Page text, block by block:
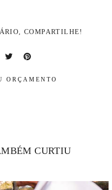
COMPARTILHE!
ORÇAMENTO
CURTIU